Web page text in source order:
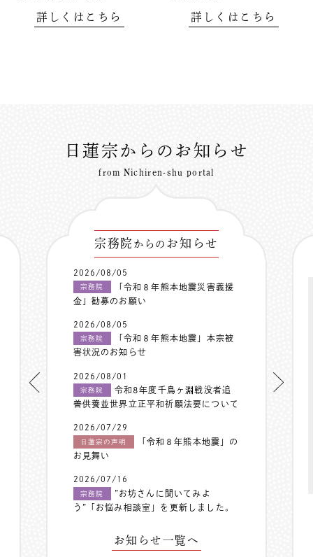
詳しくはこちら 詳しくはこちら
日蓮宗からのお知らせ
from Nichiren-shu portal
宗務院 からの お知らせ
2026/08/05
宗務院
「令和８年熊本地震災害義援
金」勧募のお願い
2026/08/05
宗務院
「令和８年熊本地震」本宗被
害状況のお知らせ
2026/08/01
宗務院
令和8年度千鳥ヶ淵戦没者追
善供養並世界立正平和祈願法要について
2026/07/29
日蓮宗の声明
「令和８年熊本地震」の
お見舞い
2026/07/16
宗務院
”お坊さんに聞いてみよ
う”「お悩み相談室」を更新しました。
お知らせ一覧へ